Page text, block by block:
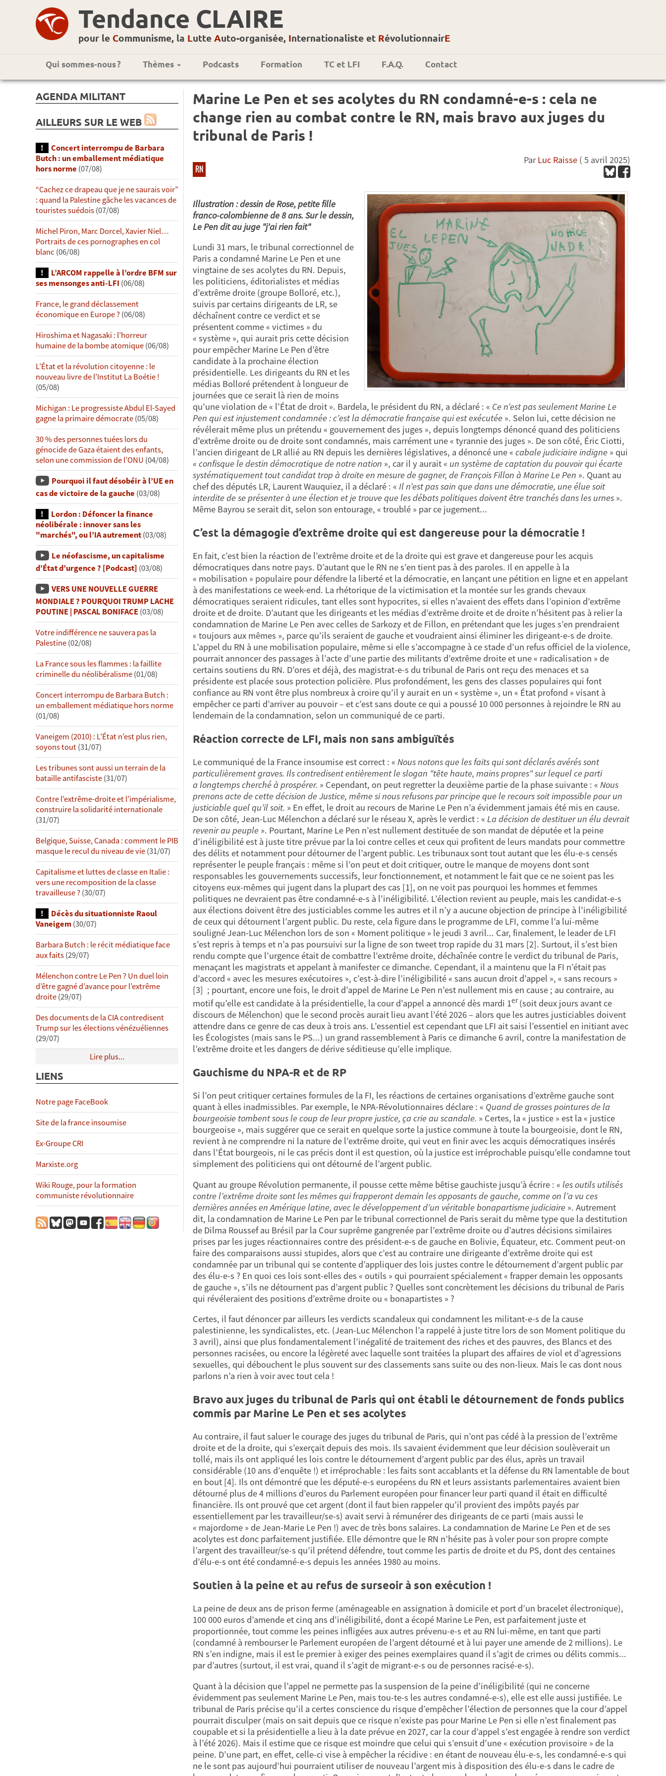
Tendance CLAIRE
pour le Communisme, la Lutte Auto-organisée, Internationaliste et RévolutionnairE
Qui sommes-nous ? Thèmes Podcasts Formation TC et LFI F.A.Q. Contact
AGENDA MILITANT
AILLEURS SUR LE WEB
Concert interrompu de Barbara
Butch : un emballement médiatique
hors norme (07/08)
“Cachez ce drapeau que je ne saurais voir”
: quand la Palestine gâche les vacances de
touristes suédois(07/08)
Michel Piron, Marc Dorcel, Xavier Niel…
Portraits de ces pornographes en col
blanc (06/08)
L’ARCOM rappelle à l’ordre BFM sur
ses mensonges anti-LFI (06/08)
France, le grand déclassement
économique en Europe ?(06/08)
Hiroshima et Nagasaki : l’horreur
humaine de la bombe atomique(06/08)
L’État et la révolution citoyenne : le
nouveau livre de l’Institut La Boétie !
(05/08)
Michigan : Le progressiste Abdul El-Sayed
gagne la primaire démocrate(05/08)
30 % des personnes tuées lors du
génocide de Gaza étaient des enfants,
selon une commission de l’ONU (04/08)
Pourquoi il faut désobéir à l’UE en
cas de victoire de la gauche (03/08)
Lordon : Défoncer la finance
néolibérale : innover sans les
"marchés", ou l’IA autrement(03/08)
Le néofascisme, un capitalisme
d’État d’urgence ? [Podcast] (03/08)
VERS UNE NOUVELLE GUERRE
MONDIALE ? POURQUOI TRUMP LACHE
POUTINE | PASCAL BONIFACE(03/08)
Votre indifférence ne sauvera pas la
Palestine(02/08)
La France sous les flammes : la faillite
criminelle du néolibéralisme(01/08)
Concert interrompu de Barbara Butch :
un emballement médiatique hors norme
(01/08)
Vaneigem (2010) : L’État n’est plus rien,
soyons tout(31/07)
Les tribunes sont aussi un terrain de la
bataille antifasciste(31/07)
Contre l’extrême-droite et l’impérialisme,
construire la solidarité internationale
(31/07)
Belgique, Suisse, Canada : comment le PIB
masque le recul du niveau de vie(31/07)
Capitalisme et luttes de classe en Italie :
vers une recomposition de la classe
travailleuse ?(30/07)
Décès du situationniste Raoul
Vaneigem(30/07)
Barbara Butch : le récit médiatique face
aux faits(29/07)
Mélenchon contre Le Pen ? Un duel loin
d’être gagné d’avance pour l’extrême
droite(29/07)
Des documents de la CIA contredisent
Trump sur les élections vénézuéliennes
(29/07)
Lire plus...
LIENS
Notre page FaceBook
Site de la france insoumise
Ex-Groupe CRI
Marxiste.org
Wiki Rouge, pour la formation
communiste révolutionnaire
Marine Le Pen et ses acolytes du RN condamné-e-s : cela ne
change rien au combat contre le RN, mais bravo aux juges du
tribunal de Paris !
RN
ParLuc Raisse ( 5 avril 2025)
Illustration : dessin de Rose, petite fille
franco-colombienne de 8 ans. Sur le dessin,
Le Pen dit au juge "j'ai rien fait"
Lundi 31 mars, le tribunal correctionnel de
Paris a condamné Marine Le Pen et une
vingtaine de ses acolytes du RN. Depuis,
les politiciens, éditorialistes et médias
d’extrême droite (groupe Bolloré, etc.),
suivis par certains dirigeants de LR, se
déchaînent contre ce verdict et se
présentent comme « victimes » du
« système », qui aurait pris cette décision
pour empêcher Marine Le Pen d’être
candidate à la prochaine élection
présidentielle. Les dirigeants du RN et les
médias Bolloré prétendent à longueur de
journées que ce serait là rien de moins
qu’une violation de « l’État de droit ». Bardela, le président du RN, a déclaré : « Ce n’est pas seulement Marine Le
Pen qui est injustement condamnée : c’est la démocratie française qui est exécutée». Selon lui, cette décision ne
révélerait même plus un prétendu « gouvernement des juges », depuis longtemps dénoncé quand des politiciens
d’extrême droite ou de droite sont condamnés, mais carrément une « tyrannie des juges ». De son côté, Éric Ciotti,
l’ancien dirigeant de LR allié au RN depuis les dernières législatives, a dénoncé une « cabale judiciaire indigne » qui
« confisque le destin démocratique de notre nation », car il y aurait « un système de captation du pouvoir qui écarte
systématiquement tout candidat trop à droite en mesure de gagner, de François Fillon à Marine Le Pen ». Quant au
chef des députés LR, Laurent Wauquiez, il a déclaré : « Il n’est pas sain que dans une démocratie, une élue soit
interdite de se présenter à une élection et je trouve que les débats politiques doivent être tranchés dans les urnes ».
Même Bayrou se serait dit, selon son entourage, « troublé » par ce jugement...
C’est la démagogie d’extrême droite qui est dangereuse pour la démocratie !
En fait, c’est bien la réaction de l’extrême droite et de la droite qui est grave et dangereuse pour les acquis
démocratiques dans notre pays. D’autant que le RN ne s’en tient pas à des paroles. Il en appelle à la
« mobilisation » populaire pour défendre la liberté et la démocratie, en lançant une pétition en ligne et en appelant
à des manifestations ce week-end. La rhétorique de la victimisation et la montée sur les grands chevaux
démocratiques seraient ridicules, tant elles sont hypocrites, si elles n’avaient des effets dans l’opinion d’extrême
droite et de droite. D’autant que les dirigeants et les médias d’extrême droite et de droite n’hésitent pas à relier la
condamnation de Marine Le Pen avec celles de Sarkozy et de Fillon, en prétendant que les juges s’en prendraient
« toujours aux mêmes », parce qu’ils seraient de gauche et voudraient ainsi éliminer les dirigeant-e-s de droite.
L’appel du RN à une mobilisation populaire, même si elle s’accompagne à ce stade d’un refus officiel de la violence,
pourrait annoncer des passages à l’acte d’une partie des militants d’extrême droite et une « radicalisation » de
certains soutiens du RN. D’ores et déjà, des magistrat-e-s du tribunal de Paris ont reçu des menaces et sa
présidente est placée sous protection policière. Plus profondément, les gens des classes populaires qui font
confiance au RN vont être plus nombreux à croire qu’il y aurait en un « système », un « État profond » visant à
empêcher ce parti d’arriver au pouvoir – et c’est sans doute ce qui a poussé 10 000 personnes à rejoindre le RN au
lendemain de la condamnation, selon un communiqué de ce parti.
Réaction correcte de LFI, mais non sans ambiguïtés
Le communiqué de la France insoumise est correct : « Nous notons que les faits qui sont déclarés avérés sont
particulièrement graves. Ils contredisent entièrement le slogan "tête haute, mains propres" sur lequel ce parti
a longtemps cherché à prospérer. » Cependant, on peut regretter la deuxième partie de la phase suivante : « Nous
prenons acte de cette décision de Justice, même si nous refusons par principe que le recours soit impossible pour un
justiciable quel qu’il soit. » En effet, le droit au recours de Marine Le Pen n’a évidemment jamais été mis en cause.
De son côté, Jean-Luc Mélenchon a déclaré sur le réseau X, après le verdict : « La décision de destituer un élu devrait
revenir au peuple ». Pourtant, Marine Le Pen n’est nullement destituée de son mandat de députée et la peine
d’inéligibilité est à juste titre prévue par la loi contre celles et ceux qui profitent de leurs mandats pour commettre
des délits et notamment pour détourner de l’argent public. Les tribunaux sont tout autant que les élu-e-s censés
représenter le peuple français : même si l’on peut et doit critiquer, outre le manque de moyens dont sont
responsables les gouvernements successifs, leur fonctionnement, et notamment le fait que ce ne soient pas les
citoyens eux-mêmes qui jugent dans la plupart des cas [1], on ne voit pas pourquoi les hommes et femmes
politiques ne devraient pas être condamné-e-s à l’inéligibilité. L’élection revient au peuple, mais les candidat-e-s
aux élections doivent être des justiciables comme les autres et il n’y a aucune objection de principe à l’inéligibilité
de ceux qui détournent l’argent public. Du reste, cela figure dans le programme de LFI, comme l’a lui-même
souligné Jean-Luc Mélenchon lors de son « Moment politique » le jeudi 3 avril... Car, finalement, le leader de LFI
s’est repris à temps et n’a pas poursuivi sur la ligne de son tweet trop rapide du 31 mars [2]. Surtout, il s’est bien
rendu compte que l’urgence était de combattre l’extrême droite, déchaînée contre le verdict du tribunal de Paris,
menaçant les magistrats et appelant à manifester ce dimanche. Cependant, il a maintenu que la FI n’était pas
d’accord « avec les mesures exécutoires », c’est-à-dire l’inéligibilité « sans aucun droit d’appel », « sans recours »
[3] ; pourtant, encore une fois, le droit d’appel de Marine Le Pen n’est nullement mis en cause ; au contraire, au
motif qu’elle est candidate à la présidentielle, la cour d’appel a annoncé dès mardi 1er(soit deux jours avant ce
discours de Mélenchon) que le second procès aurait lieu avant l’été 2026 – alors que les autres justiciables doivent
attendre dans ce genre de cas deux à trois ans. L’essentiel est cependant que LFI ait saisi l’essentiel en initiant avec
les Écologistes (mais sans le PS...) un grand rassemblement à Paris ce dimanche 6 avril, contre la manifestation de
l’extrême droite et les dangers de dérive séditieuse qu’elle implique.
Gauchisme du NPA-R et de RP
Si l’on peut critiquer certaines formules de la FI, les réactions de certaines organisations d’extrême gauche sont
quant à elles inadmissibles. Par exemple, le NPA-Révolutionnaires déclare : « Quand de grosses pointures de la
bourgeoisie tombent sous le coup de leur propre justice, ça crie au scandale. » Certes, la « justice » est la « justice
bourgeoise », mais suggérer que ce serait en quelque sorte la justice commune à toute la bourgeoisie, dont le RN,
revient à ne comprendre ni la nature de l’extrême droite, qui veut en finir avec les acquis démocratiques insérés
dans l’État bourgeois, ni le cas précis dont il est question, où la justice est irréprochable puisqu’elle condamne tout
simplement des politiciens qui ont détourné de l’argent public.
Quant au groupe Révolution permanente, il pousse cette même bêtise gauchiste jusqu’à écrire : « les outils utilisés
contre l’extrême droite sont les mêmes qui frapperont demain les opposants de gauche, comme on l’a vu ces
dernières années en Amérique latine, avec le développement d’un véritable bonapartisme judiciaire ». Autrement
dit, la condamnation de Marine Le Pen par le tribunal correctionnel de Paris serait du même type que la destitution
de Dilma Roussef au Brésil par la Cour suprême gangrenée par l’extrême droite ou d’autres décisions similaires
prises par les juges réactionnaires contre des président-e-s de gauche en Bolivie, Équateur, etc. Comment peut-on
faire des comparaisons aussi stupides, alors que c’est au contraire une dirigeante d’extrême droite qui est
condamnée par un tribunal qui se contente d’appliquer des lois justes contre le détournement d’argent public par
des élu-e-s ? En quoi ces lois sont-elles des « outils » qui pourraient spécialement « frapper demain les opposants
de gauche », s’ils ne détournent pas d’argent public ? Quelles sont concrètement les décisions du tribunal de Paris
qui révéleraient des positions d’extrême droite ou « bonapartistes » ?
Certes, il faut dénoncer par ailleurs les verdicts scandaleux qui condamnent les militant-e-s de la cause
palestinienne, les syndicalistes, etc. (Jean-Luc Mélenchon l’a rappelé à juste titre lors de son Moment politique du
3 avril), ainsi que plus fondamentalement l’inégalité de traitement des riches et des pauvres, des Blancs et des
personnes racisées, ou encore la légèreté avec laquelle sont traitées la plupart des affaires de viol et d’agressions
sexuelles, qui débouchent le plus souvent sur des classements sans suite ou des non-lieux. Mais le cas dont nous
parlons n’a rien à voir avec tout cela !
Bravo aux juges du tribunal de Paris qui ont établi le détournement de fonds publics
commis par Marine Le Pen et ses acolytes
Au contraire, il faut saluer le courage des juges du tribunal de Paris, qui n’ont pas cédé à la pression de l’extrême
droite et de la droite, qui s’exerçait depuis des mois. Ils savaient évidemment que leur décision soulèverait un
tollé, mais ils ont appliqué les lois contre le détournement d’argent public par des élus, après un travail
considérable (10 ans d’enquête !) et irréprochable : les faits sont accablants et la défense du RN lamentable de bout
en bout [4]. Ils ont démontré que les député-e-s européens du RN et leurs assistants parlementaires avaient bien
détourné plus de 4 millions d’euros du Parlement européen pour financer leur parti quand il était en difficulté
financière. Ils ont prouvé que cet argent (dont il faut bien rappeler qu’il provient des impôts payés par
essentiellement par les travailleur/se-s) avait servi à rémunérer des dirigeants de ce parti (mais aussi le
« majordome » de Jean-Marie Le Pen !) avec de très bons salaires. La condamnation de Marine Le Pen et de ses
acolytes est donc parfaitement justifiée. Elle démontre que le RN n’hésite pas à voler pour son propre compte
l’argent des travailleur/se-s qu’il prétend défendre, tout comme les partis de droite et du PS, dont des centaines
d’élu-e-s ont été condamné-e-s depuis les années 1980 au moins.
Soutien à la peine et au refus de surseoir à son exécution !
La peine de deux ans de prison ferme (aménageable en assignation à domicile et port d’un bracelet électronique),
100 000 euros d’amende et cinq ans d’inéligibilité, dont a écopé Marine Le Pen, est parfaitement juste et
proportionnée, tout comme les peines infligées aux autres prévenu-e-s et au RN lui-même, en tant que parti
(condamné à rembourser le Parlement européen de l’argent détourné et à lui payer une amende de 2 millions). Le
RN s’en indigne, mais il est le premier à exiger des peines exemplaires quand il s’agit de crimes ou délits commis...
par d’autres (surtout, il est vrai, quand il s’agit de migrant-e-s ou de personnes racisé-e-s).
Quant à la décision que l’appel ne permette pas la suspension de la peine d’inéligibilité (qui ne concerne
évidemment pas seulement Marine Le Pen, mais tou-te-s les autres condamné-e-s), elle est elle aussi justifiée. Le
tribunal de Paris précise qu’il a certes conscience du risque d’empêcher l’élection de personnes que la cour d’appel
pourrait disculper (mais on sait depuis que ce risque n’existe pas pour Marine Le Pen si elle n’est finalement pas
coupable et si la présidentielle a lieu à la date prévue en 2027, car la cour d’appel s’est engagée à rendre son verdict
à l’été 2026). Mais il estime que ce risque est moindre que celui qui s’ensuit d’une « exécution provisoire » de la
peine. D’une part, en effet, celle-ci vise à empêcher la récidive : en étant de nouveau élu-e-s, les condamné-e-s qui
ne le sont pas aujourd’hui pourraient utiliser de nouveau l’argent mis à disposition des élu-e-s dans le cadre de